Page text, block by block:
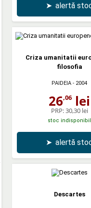
➤ alertă
Criza umanitatii
filosofia
PAIDEIA - 2004
26,06 lei
PRP:30,30 lei
stoc indisponibil
➤ alertă
Descartes